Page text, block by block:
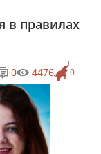
в правилах
0
0 4476